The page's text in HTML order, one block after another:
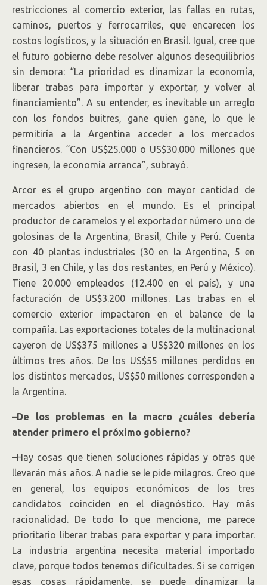
restricciones al comercio exterior, las fallas en rutas,
caminos, puertos y ferrocarriles, que encarecen los
costos logísticos, y la situación en Brasil. Igual, cree que
el futuro gobierno debe resolver algunos desequilibrios
sin demora: “La prioridad es dinamizar la economía,
liberar trabas para importar y exportar, y volver al
financiamiento”. A su entender, es inevitable un arreglo
con los fondos buitres, gane quien gane, lo que le
permitiría a la Argentina acceder a los mercados
financieros. “Con US$25.000 o US$30.000 millones que
ingresen, la economía arranca”, subrayó.
Arcor es el grupo argentino con mayor cantidad de
mercados abiertos en el mundo. Es el principal
productor de caramelos y el exportador número uno de
golosinas de la Argentina, Brasil, Chile y Perú. Cuenta
con 40 plantas industriales (30 en la Argentina, 5 en
Brasil, 3 en Chile, y las dos restantes, en Perú y México).
Tiene 20.000 empleados (12.400 en el país), y una
facturación de US$3.200 millones. Las trabas en el
comercio exterior impactaron en el balance de la
compañía. Las exportaciones totales de la multinacional
cayeron de US$375 millones a US$320 millones en los
últimos tres años. De los US$55 millones perdidos en
los distintos mercados, US$50 millones corresponden a
la Argentina.
–De los problemas en la macro ¿cuáles debería
atender primero el próximo gobierno?
–Hay cosas que tienen soluciones rápidas y otras que
llevarán más años. A nadie se le pide milagros. Creo que
en general, los equipos económicos de los tres
candidatos coinciden en el diagnóstico. Hay más
racionalidad. De todo lo que menciona, me parece
prioritario liberar trabas para exportar y para importar.
La industria argentina necesita material importado
clave, porque todos tenemos dificultades. Si se corrigen
esas cosas rápidamente, se puede dinamizar la